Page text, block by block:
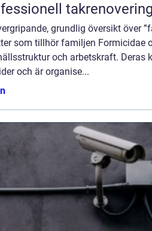
grundlig översikt över
som tillhör familjen Formicidae
och arbetskraft. Deras
och är organise...